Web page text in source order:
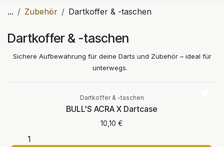
... Zubehör Dartkoffer & -taschen
Dartkoffer & -taschen
Sichere Aufbewahrung für deine Darts und Zubehör – ideal für
unterwegs.
Dartkoffer & -taschen
BULL'S ACRA X Dartcase
10,10 €